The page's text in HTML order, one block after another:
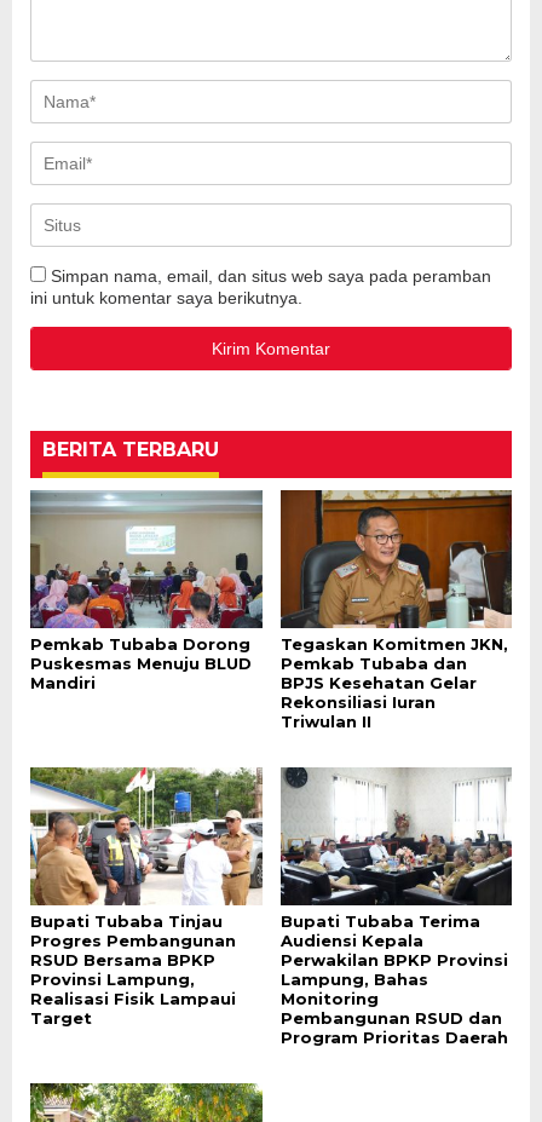
Simpan nama, email, dan situs web saya pada peramban
ini untuk komentar saya berikutnya.
BERITA TERBARU
Pemkab Tubaba Dorong
Puskesmas Menuju BLUD
Mandiri
Tegaskan Komitmen JKN,
Pemkab Tubaba dan
BPJS Kesehatan Gelar
Rekonsiliasi Iuran
Triwulan II
Bupati Tubaba Tinjau
Progres Pembangunan
RSUD Bersama BPKP
Provinsi Lampung,
Realisasi Fisik Lampaui
Target
Bupati Tubaba Terima
Audiensi Kepala
Perwakilan BPKP Provinsi
Lampung, Bahas
Monitoring
Pembangunan RSUD dan
Program Prioritas Daerah